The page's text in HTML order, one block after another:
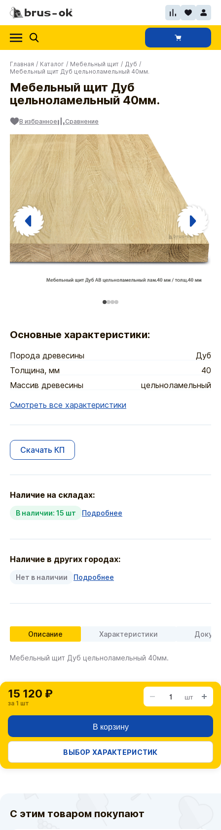
Главная / Каталог / Мебельный щит / Дуб /
Мебельный щит Дуб цельноламельный 40мм.
Мебельный щит Дуб
цельноламельный 40мм.
В избранное Сравнение
Основные характеристики:
Порода древесины
Дуб
Толщина, мм
40
Массив древесины
цельноламельный
Смотреть все характеристики
Скачать КП
Наличие на складах:
В наличии: 15 шт Подробнее
Наличие в других городах:
Нет в наличии Подробнее
Описание Характеристики
Мебельный щит Дуб цельноламельный 40мм.
15 120 ₽
за 1 шт
шт
В корзину
ВЫБОР ХАРАКТЕРИСТИК
С этим товаром покупают